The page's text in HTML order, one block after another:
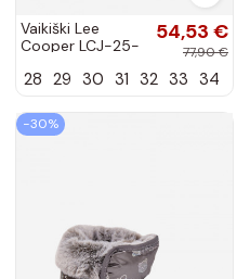
Vaikiški Lee
Cooper LCJ-25-
spalvos sniego
54,53 €
77,90 €
28 29 30 31 32 33 34
−30%